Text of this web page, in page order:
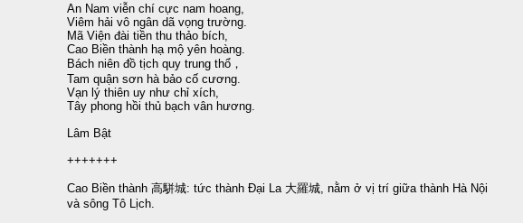
An Nam viễn chí cực nam hoang,
Viêm hải vô ngân dã vọng trường.
Mã Viện đài tiền thu thảo bích,
Cao Biền thành hạ mộ yên hoàng.
Bách niên đồ tịch quy trung thổ，
Tam quận sơn hà bảo cố cương.
Vạn lý thiên uy như chỉ xích,
Tây phong hồi thủ bạch vân hương.
Lâm Bật
+++++++
Cao Biền thành 高駢城: tức thành Đại La 大羅城, nằm ở vị trí giữa thành Hà Nội
và sông Tô Lịch.